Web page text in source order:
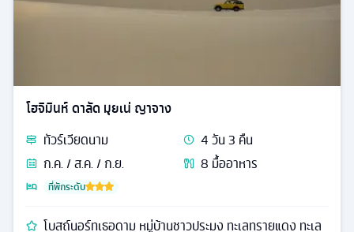
โฮจิมินห์ ดาลัด มุยเน่ ญาจาง
ทัวร์เวียดนาม 4วัน3 คืน
ก.ค. / ส.ค. / ก.ย.
8 มื้ออาหาร
ที่พักระดับ
โบสถ์นอร์ทเธอดาม หมู่บ้านชาวประมง ทะเลทรายแดง ทะเล